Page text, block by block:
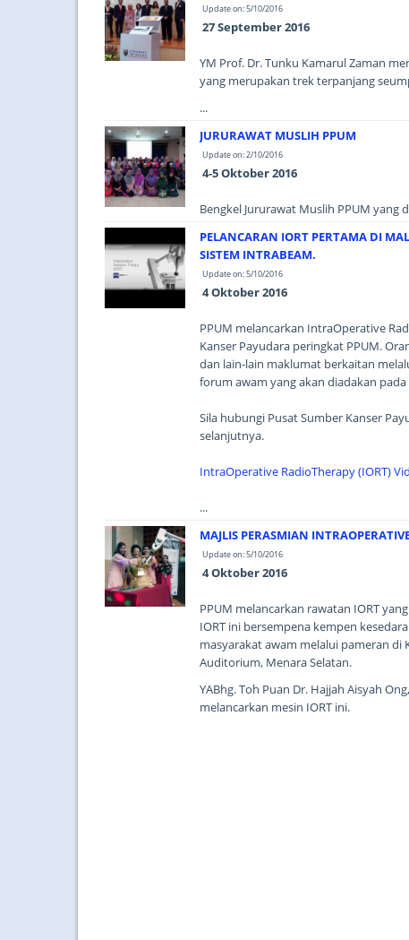
Update on: 5/10/2016
27 September 2016
YM Prof. Dr. Tunku Kamarul Zaman
yang merupakan trek terpanjang
...
JURURAWAT MUSLIH PPUM
Update on: 2/10/2016
4-5 Oktober 2016
Bengkel Jururawat Muslih PPUM yang
PELANCARAN IORT PERTAMA DI
SISTEM INTRABEAM.
Update on: 5/10/2016
4 Oktober 2016
PPUM melancarkan IntraOperative
Kanser Payudara peringkat PPUM.
dan lain-lain maklumat berkaitan
forum awam yang akan diadakan
Sila hubungi Pusat Sumber Kanser
selanjutnya.
IntraOperative RadioTherapy (IORT)
...
MAJLIS PERASMIAN
Update on: 5/10/2016
4 Oktober 2016
PPUM melancarkan rawatan IORT
IORT ini bersempena kempen
masyarakat awam melalui pameran di
Auditorium, Menara Selatan.
YABhg. Toh Puan Dr. Hajjah Aisyah
melancarkan mesin IORT ini.